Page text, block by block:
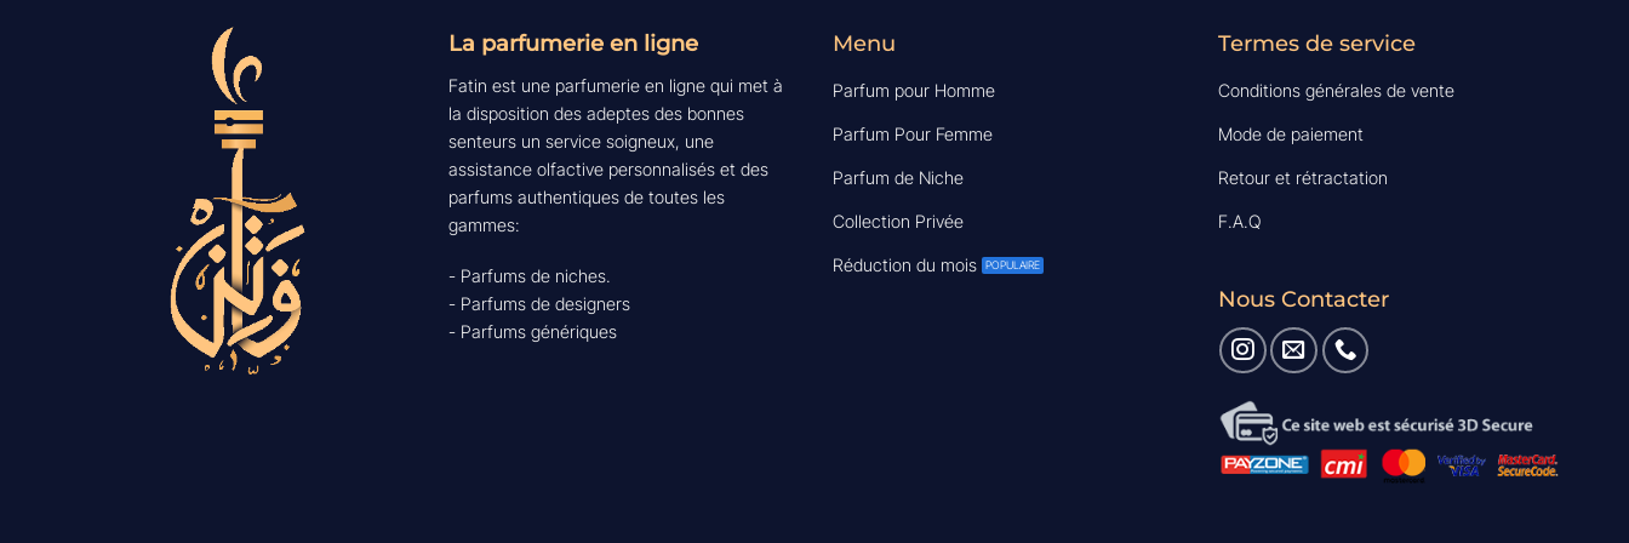
La parfumerie en ligne
Fatin est une parfumerie en ligne qui met à
la disposition des adeptes des bonnes
senteurs un service soigneux, une
assistance olfactive personnalisés et des
parfums authentiques de toutes les
gammes:
- Parfums de niches.
- Parfums de designers
- Parfums génériques
Menu
Parfum pour Homme
Parfum Pour Femme
Parfum de Niche
Collection Privée
Réduction du mois
Termes de service
Conditions générales de vente
Mode de paiement
Retour et rétractation
F.A.Q
Nous Contacter